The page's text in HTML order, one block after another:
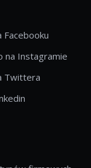
na Instagramie
Twittera